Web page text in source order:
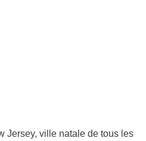
Jersey, ville natale de tous les